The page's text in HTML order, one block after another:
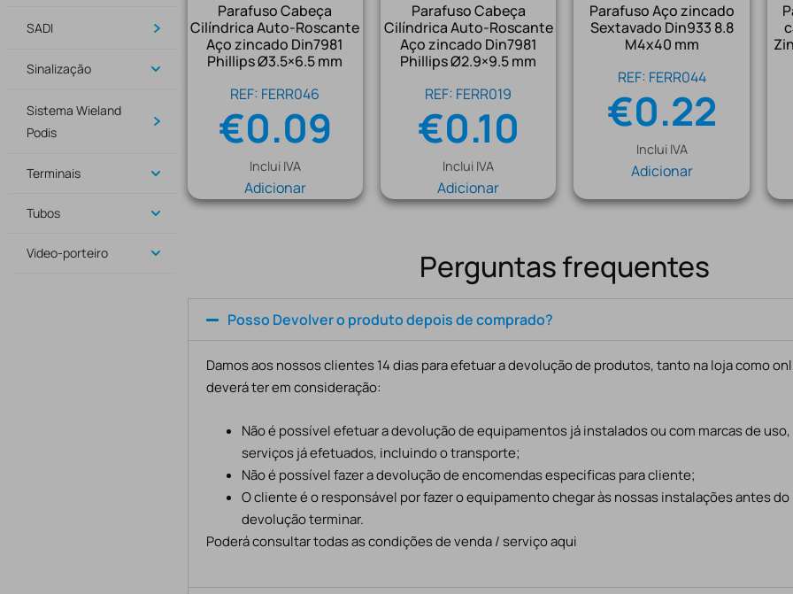
SADI
Sinalização
Sistema Wieland
Podis
Terminais
Tubos
Video-porteiro
Parafuso Cabeça
Cilíndrica Auto-Roscante
Aço zincado Din7981
Phillips Ø3.5×6.5 mm
REF: FERR046
€0.09
Inclui IVA
Adicionar
Parafuso Cabeça
Cilíndrica Auto-Roscante
Aço zincado Din7981
Phillips Ø2.9×9.5 mm
REF: FERR019
€0.10
Inclui IVA
Adicionar
Parafuso Aço zincado
Sextavado Din933 8.8
M4x40 mm
REF: FERR044
€0.22
Inclui IVA
Adicionar
Perguntas frequentes
Posso Devolver o produto depois de comprado?
Damos aos nossos clientes 14 dias para efetuar a devolução de produtos, tanto na loja como
deverá ter em consideração:
Não é possível efetuar a devolução de equipamentos já instalados ou com marcas de
serviços já efetuados, incluindo o transporte;
Não é possível fazer a devolução de encomendas especificas para cliente;
O cliente é o responsável por fazer o equipamento chegar às nossas instalações antes
devolução terminar.
Poderá consultar todas as condições de venda / serviço aqui